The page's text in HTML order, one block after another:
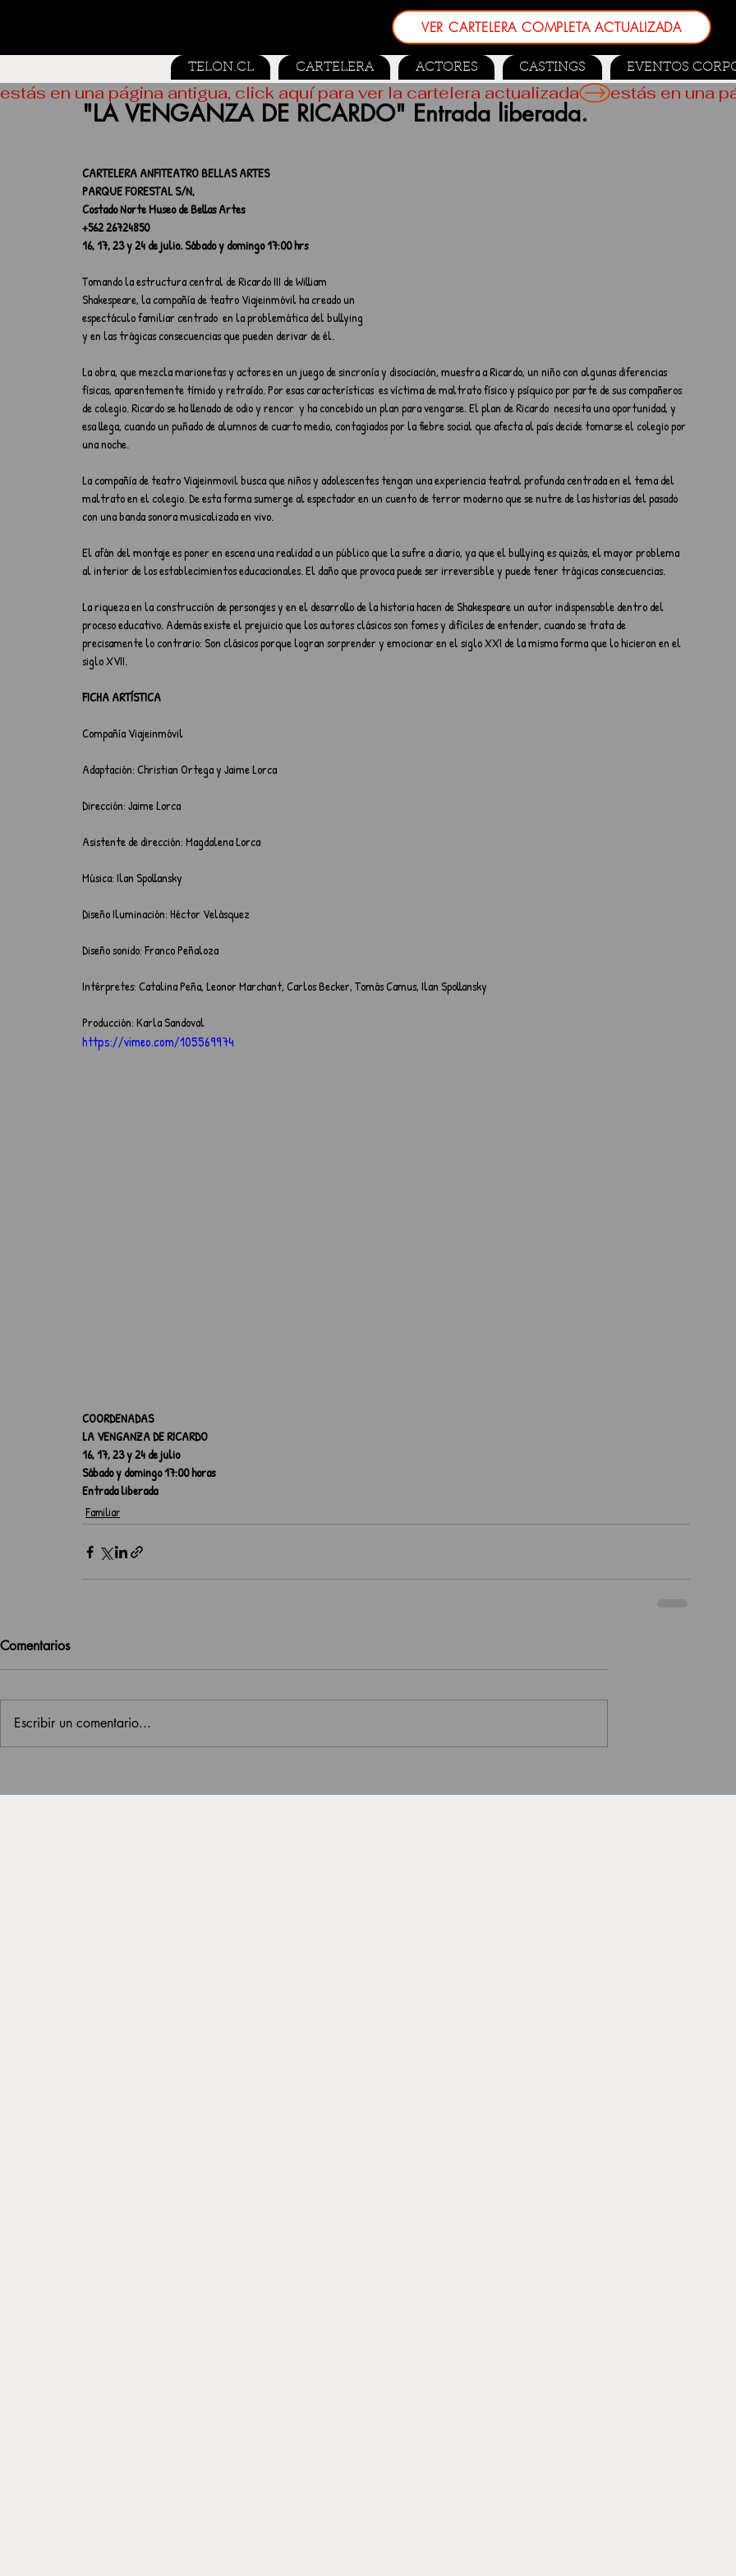
VER CARTELERA COMPLETA ACTUALIZADA
TELON.CL CARTELERA ACTORES CASTINGS EVENTOS
"LA VENGANZA DE RICARDO" Entrada liberada.
CARTELERA ANFITEATRO BELLAS ARTES
PARQUE FORESTAL S/N,
Costado Norte Museo de Bellas Artes
+562 26724850
16, 17, 23 y 24 de julio. Sábado y domingo 17:00 hrs
Tomando la estructura central de Ricardo III de William
Shakespeare, la compañía de teatro Viajeinmóvil ha creado un
espectáculo familiar centrado  en la problemática del bullying
y en las trágicas consecuencias que pueden derivar de él.
La obra, que mezcla marionetas y actores en un juego de sincronía y disociación, muestra a Ricardo, un niño con algunas diferencias
físicas, aparentemente tímido y retraído. Por esas características  es víctima de maltrato físico y psíquico por parte de sus compañeros
de colegio. Ricardo se ha llenado de odio y rencor  y ha concebido un plan para vengarse. El plan de Ricardo  necesita una oportunidad, y
esa llega, cuando un puñado de alumnos de cuarto medio, contagiados por la fiebre social que afecta al país decide tomarse el colegio por
una noche.
La compañía de teatro Viajeinmovil busca que niños y adolescentes tengan una experiencia teatral profunda centrada en el tema del
maltrato en el colegio. De esta forma sumerge al espectador en un cuento de terror moderno que se nutre de las historias del pasado
con una banda sonora musicalizada en vivo.
El afán del montaje es poner en escena una realidad a un público que la sufre a diario, ya que el bullying es quizás, el mayor problema
al interior de los establecimientos educacionales. El daño que provoca puede ser irreversible y puede tener trágicas consecuencias.
La riqueza en la construcción de personajes y en el desarrollo de la historia hacen de Shakespeare un autor indispensable dentro del
proceso educativo. Además existe el prejuicio que los autores clásicos son fomes y difíciles de entender, cuando se trata de
precisamente lo contrario: Son clásicos porque logran sorprender y emocionar en el siglo XXI de la misma forma que lo hicieron en el
siglo XVII.
FICHA ARTÍSTICA
Compañía Viajeinmóvil
Adaptación: Christian Ortega y Jaime Lorca
Dirección: Jaime Lorca
Asistente de dirección: Magdalena Lorca
Música: Ilan Spollansky
Diseño Iluminación: Héctor Velásquez
Diseño sonido: Franco Peñaloza
Intérpretes: Catalina Peña, Leonor Marchant, Carlos Becker, Tomás Camus, Ilan Spollansky
Producción: Karla Sandoval
https://vimeo.com/105569974
COORDENADAS
LA VENGANZA DE RICARDO
16, 17, 23 y 24 de julio
Sábado y domingo 17:00 horas
Entrada liberada
Familiar
Comentarios
Escribir un comentario...
estás en una página antigua, click aquí para ver la cartelera actualizada